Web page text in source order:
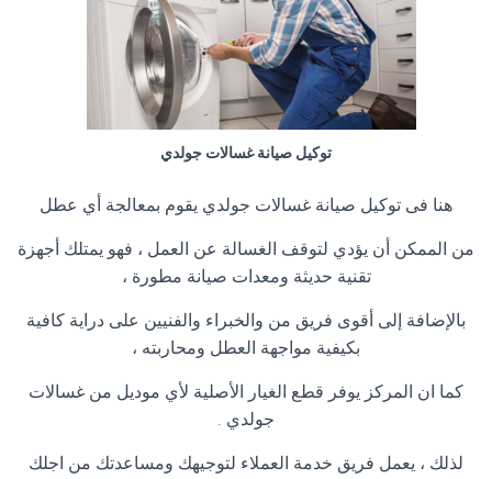
توكيل صيانة غسالات جولدي
هنا فى توكيل صيانة غسالات جولدي يقوم بمعالجة أي عطل
من الممكن أن يؤدي لتوقف الغسالة عن العمل ، فهو يمتلك أجهزة
تقنية حديثة ومعدات صيانة مطورة ،
بالإضافة إلى أقوى فريق من والخبراء والفنيين على دراية كافية
بكيفية مواجهة العطل ومحاربته ،
كما ان المركز يوفر قطع الغيار الأصلية لأي موديل من غسالات
جولدي .
لذلك ، يعمل فريق خدمة العملاء لتوجيهك ومساعدتك من اجلك